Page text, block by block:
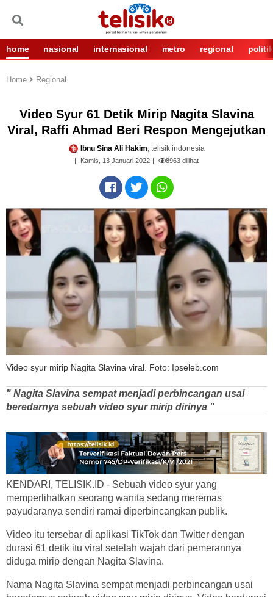
home nasional internasional metro regional politik
Home Regional
Video Syur 61 Detik Mirip Nagita Slavina
Viral, Raffi Ahmad Beri Respon Mengejutkan
Ibnu Sina Ali Hakim, telisik indonesia
Kamis, 13 Januari 2022 8963 dilihat
Video syur mirip Nagita Slavina viral. Foto: Ipseleb.com
" Nagita Slavina sempat menjadi perbincangan usai
beredarnya sebuah video syur mirip dirinya "
KENDARI, TELISIK.ID - Sebuah video syur yang
memperlihatkan seorang wanita sedang meremas
payudaranya sendiri ramai diperbincangkan publik.
Video itu tersebar di aplikasi TikTok dan Twitter dengan
durasi 61 detik itu viral setelah wajah dari pemerannya
diduga mirip dengan Nagita Slavina.
Nama Nagita Slavina sempat menjadi perbincangan usai